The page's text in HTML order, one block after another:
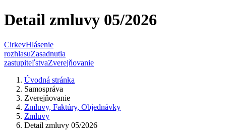
Detail zmluvy 05/2026
CirkevHlásenie
rozhlasuZasadnutia
zastupiteľstvaZverejňovanie
Úvodná stránka
Samospráva
Zverejňovanie
Zmluvy, Faktúry, Objednávky
Zmluvy
Detail zmluvy 05/2026